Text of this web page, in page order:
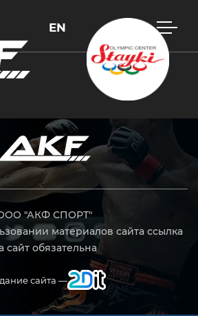
EN
"АКФ СПОРТ"
материалов сайта ссылка
сайт обязательна
сайта —
поиска или Esc, чтобы закрыть